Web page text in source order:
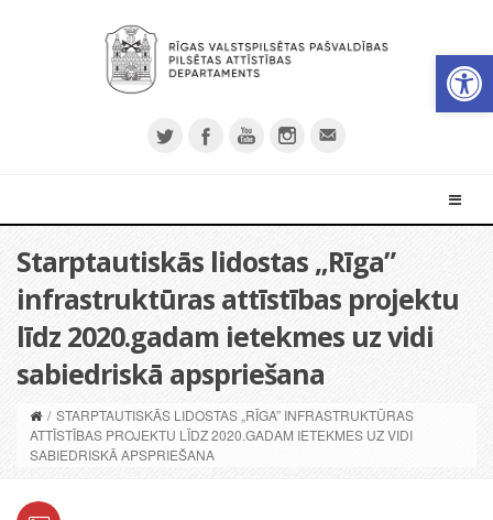
Starptautiskās lidostas „Rīga”
infrastruktūras attīstības projektu
līdz 2020.gadam ietekmes uz vidi
sabiedriskā apspriešana
/ STARPTAUTISKĀS LIDOSTAS „RĪGA” INFRASTRUKTŪRAS
ATTĪSTĪBAS PROJEKTU LĪDZ 2020.GADAM IETEKMES UZ VIDI
SABIEDRISKĀ APSPRIEŠANA